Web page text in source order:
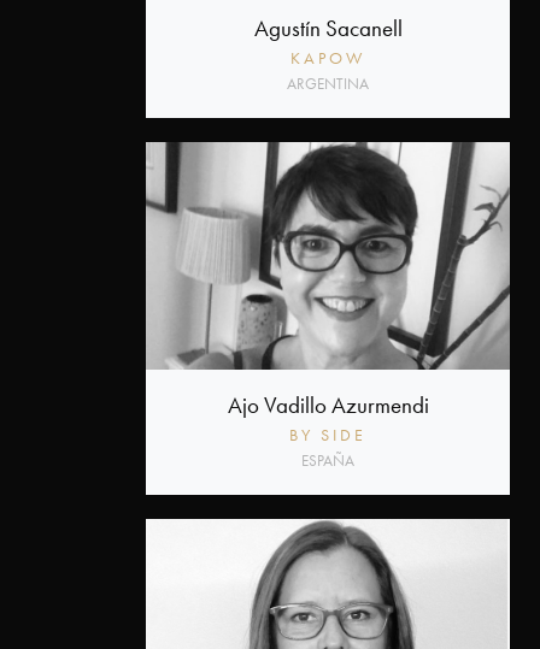
Agustín Sacanell
KAPOW
ARGENTINA
Ajo Vadillo Azurmendi
BY SIDE
ESPAÑA